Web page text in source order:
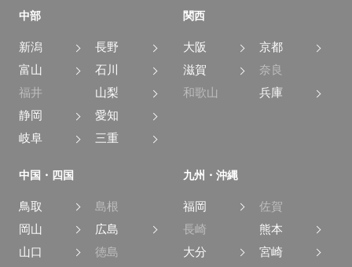
中部
新潟
長野
富山
石川
福井
山梨
静岡
愛知
岐阜
三重
関西
大阪
京都
滋賀
奈良
和歌山
兵庫
中国・四国
鳥取
島根
岡山
広島
山口
徳島
九州・沖縄
福岡
佐賀
長崎
熊本
大分
宮崎